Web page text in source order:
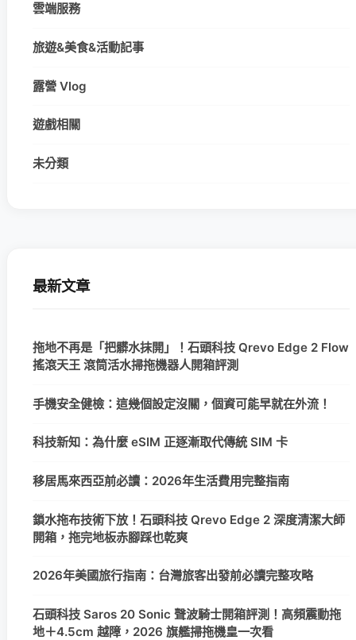
雲端服務
旅遊&美食&活動記事
露營 Vlog
遊戲相關
未分類
最新文章
拖地不再是「把髒水抹開」！石頭科技 Qrevo Edge 2 Flow
搖滾天王 滾筒活水掃拖機器人開箱評測
手機安全健檢：這幾個設定沒關，個資可能早就在外流！
科技新知：為什麼 eSIM 正逐漸取代傳統 SIM 卡
移居馬來西亞前必讀：2026年生活費用完整指南
鎖水拖布技術下放！石頭科技 Qrevo Edge 2 深度清潔大師
開箱，拖完地板赤腳踩也乾爽
2026年美國旅行指南：台灣旅客出發前必讀完整攻略
石頭科技 Saros 20 Sonic 聲波騎士開箱評測！高頻震動拖
地＋4.5cm 越障，2026 旗艦掃拖機皇一次看